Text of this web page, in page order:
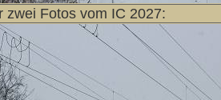
zwei Fotos vom IC 2027: